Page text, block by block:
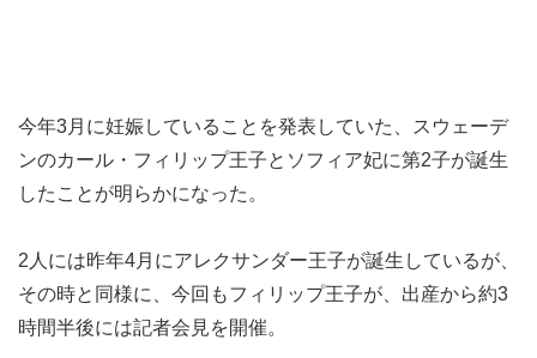
今年3月に妊娠していることを発表していた、スウェーデ
ンのカール・フィリップ王子とソフィア妃に第2子が誕生
したことが明らかになった。
2人には昨年4月にアレクサンダー王子が誕生しているが、
その時と同様に、今回もフィリップ王子が、出産から約3
時間半後には記者会見を開催。